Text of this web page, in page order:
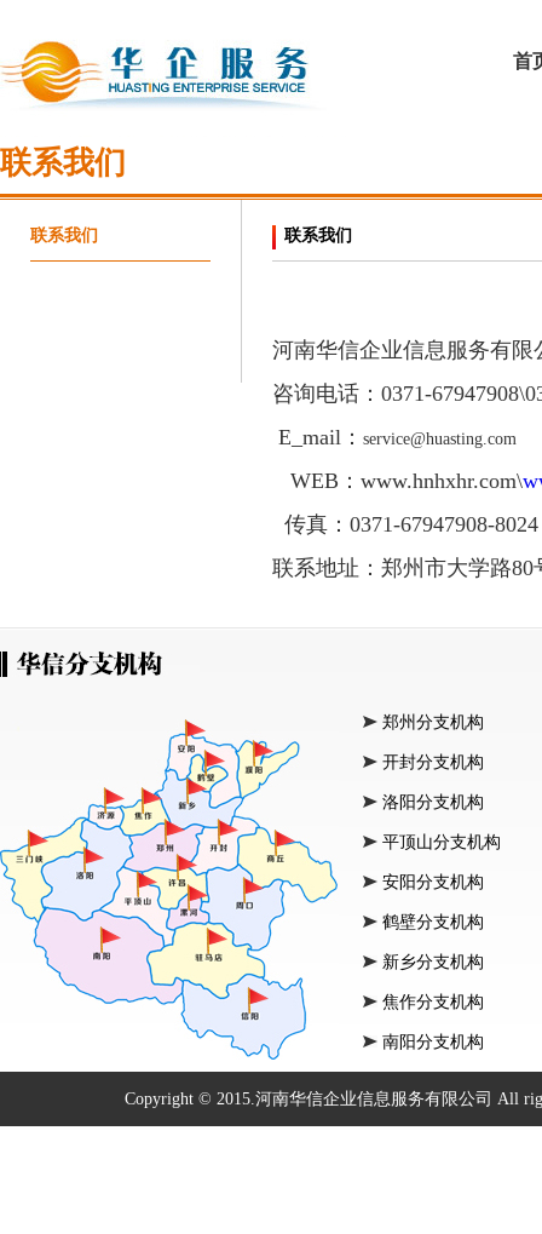
首
联系我们
联系我们 联系我们
河南华信企业信息服务有
咨询电话： 0371-67947908\
E_mail： service@huasting.com
WEB：www.hnhxhr.com\
传真：0371-67947908-
联系地址：郑州市大学路80
郑州分支机构
开封分支机构
洛阳分支机构
平顶山分支机构
安阳分支机构
鹤壁分支机构
新乡分支机构
焦作分支机构
南阳分支机构
Copyright © 2015.河南华信企业信息服务有限公司 All